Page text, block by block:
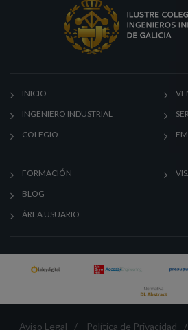
INICIO
INGENIERO INDUSTRIAL
COLEGIO
FORMACIÓN
BLOG
ÁREA USUARIO
Aviso Legal / Política de Privacidad /